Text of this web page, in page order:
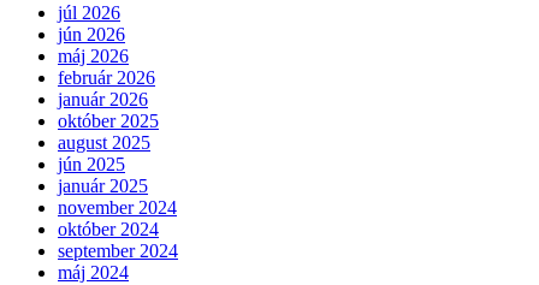
júl 2026
jún 2026
máj 2026
február 2026
január 2026
október 2025
august 2025
jún 2025
január 2025
november 2024
október 2024
september 2024
máj 2024